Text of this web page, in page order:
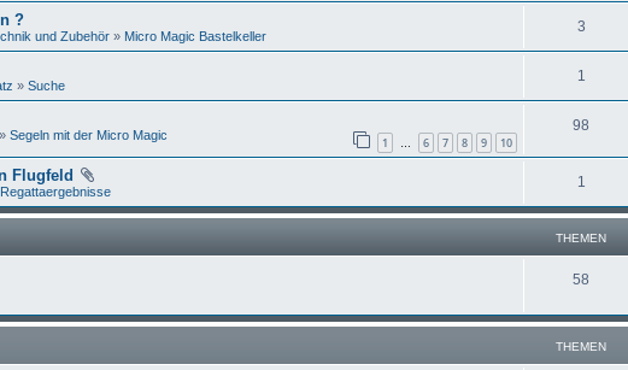
?
und Zubehör » Micro Magic Bastelkeller
3
» Suche
1
1 … 6 7 8 9 10
» Segeln mit der Micro Magic
98
Flugfeld
Regattaergebnisse
1
THEMEN
58
THEMEN